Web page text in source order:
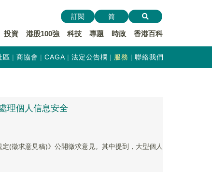
投資 港股100強 科技 專題 時政 香港百科
訂閱 简
區 商協會 CAGA 法定公告欄 服務 聯絡我們
理個人信息安全
(徵求意見稿)》公開徵求意見。其中提到，大型個人